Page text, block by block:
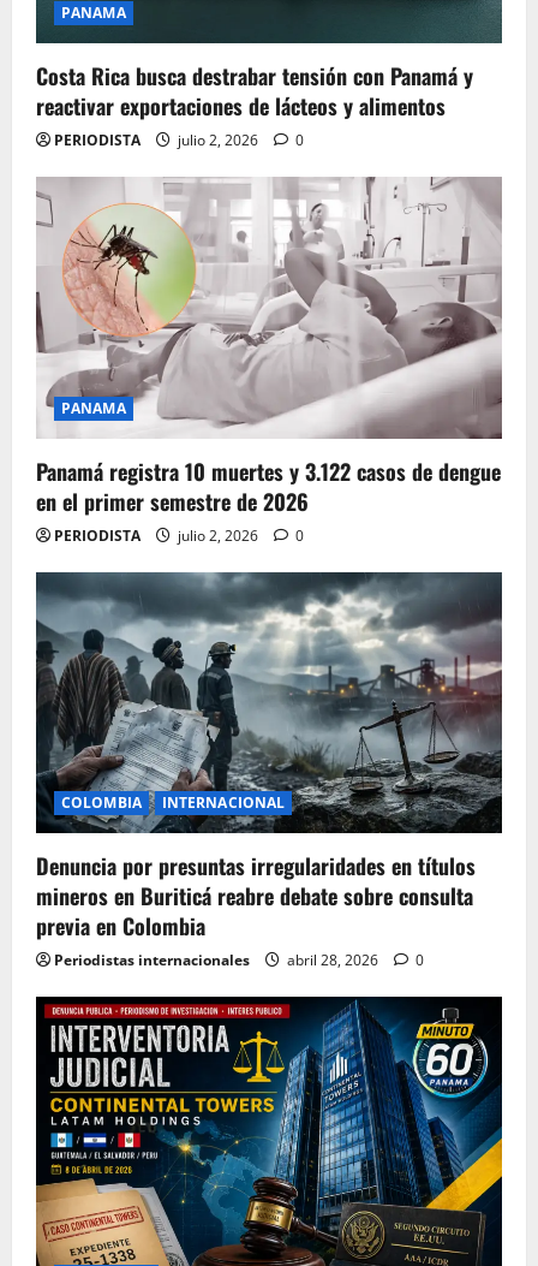
PANAMA
Costa Rica busca destrabar tensión con Panamá y
reactivar exportaciones de lácteos y alimentos
PERIODISTA julio 2, 2026 0
PANAMA
Panamá registra 10 muertes y 3.122 casos de dengue
en el primer semestre de 2026
PERIODISTA julio 2, 2026 0
COLOMBIA INTERNACIONAL
Denuncia por presuntas irregularidades en títulos
mineros en Buriticá reabre debate sobre consulta
previa en Colombia
Periodistas internacionales abril 28, 2026 0